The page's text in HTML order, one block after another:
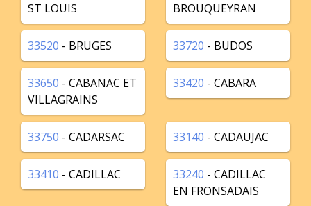
ST LOUIS
BROUQUEYRAN
33520 - BRUGES 33720 - BUDOS
33650 - CABANAC ET
VILLAGRAINS
33420 - CABARA
33750 - CADARSAC 33140 - CADAUJAC
33410 - CADILLAC 33240 - CADILLAC
EN FRONSADAIS